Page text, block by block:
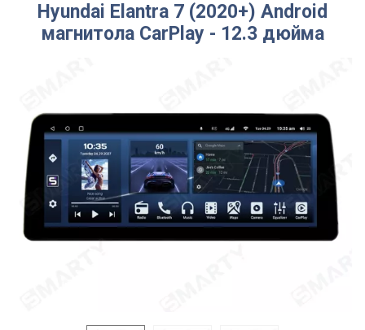
Hyundai Elantra 7 (2020+) Android
магнитола CarPlay - 12.3 дюйма